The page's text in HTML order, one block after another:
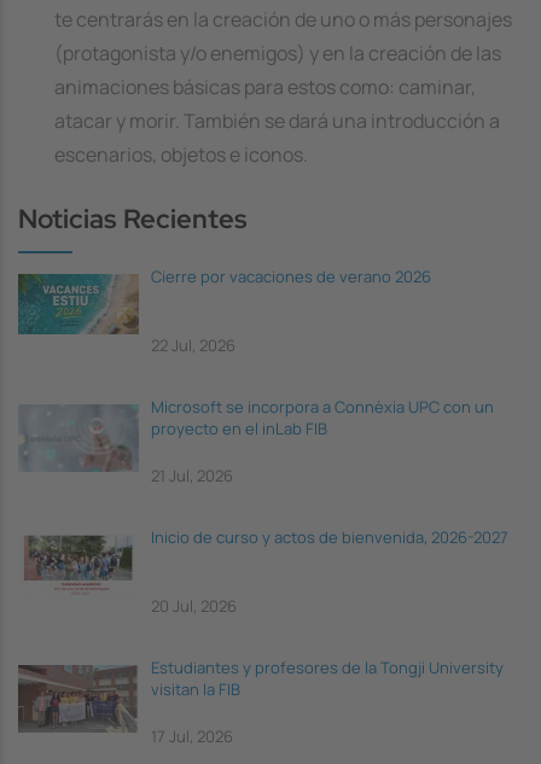
te centrarás en la creación de uno o más personajes
(protagonista y/o enemigos) y en la creación de las
animaciones básicas para estos como: caminar,
atacar y morir. También se dará una introducción a
escenarios, objetos e iconos.
Noticias Recientes
Cierre por vacaciones de verano 2026
22 Jul, 2026
Microsoft se incorpora a Connèxia UPC con un
proyecto en el inLab FIB
21 Jul, 2026
Inicio de curso y actos de bienvenida, 2026-2027
20 Jul, 2026
Estudiantes y profesores de la Tongji University
visitan la FIB
17 Jul, 2026